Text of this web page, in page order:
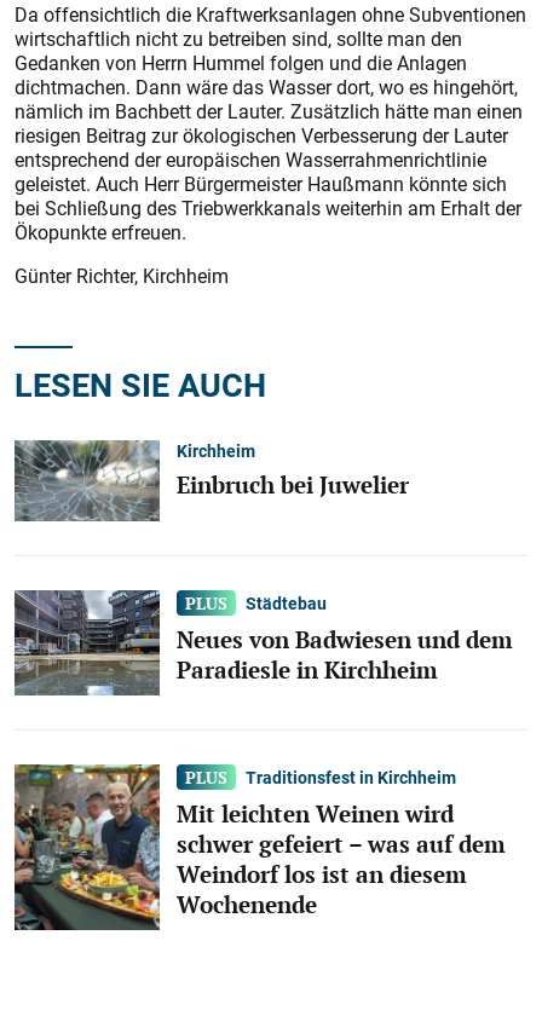
Da offensichtlich die Kraftwerksanlagen ohne Subventionen
wirtschaftlich nicht zu betreiben sind, sollte man den
Gedanken von Herrn Hummel folgen und die Anlagen
dichtmachen. Dann wäre das Wasser dort, wo es hingehört,
nämlich im Bachbett der Lauter. Zusätzlich hätte man einen
riesigen Beitrag zur ökologischen Verbesserung der Lauter
entsprechend der europäischen Wasserrahmenrichtlinie
geleistet. Auch Herr Bürgermeister Haußmann könnte sich
bei Schließung des Triebwerkkanals weiterhin am Erhalt der
Ökopunkte erfreuen.
Günter Richter, Kirchheim
LESEN SIE AUCH
Kirchheim
Einbruch bei Juwelier
Städtebau
Neues von Badwiesen und dem
Paradiesle in Kirchheim
Traditionsfest in Kirchheim
Mit leichten Weinen wird
schwer gefeiert – was auf dem
Weindorf los ist an diesem
Wochenende